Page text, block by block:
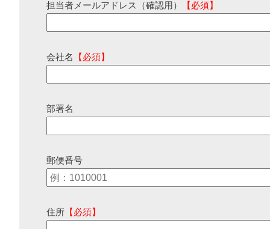
担当者メールアドレス（確認用） 【必須】
会社名 【必須】
部署名
郵便番号
住所 【必須】